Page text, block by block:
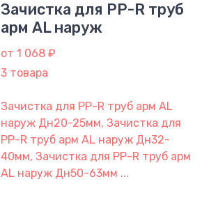
Зачистка для PP-R труб
арм AL наруж
от 1 068 ₽
3 товара
Зачистка для PP-R труб арм AL
наруж Дн20-25мм, Зачистка для
PP-R труб арм AL наруж Дн32-
40мм, Зачистка для PP-R труб арм
AL наруж Дн50-63мм ...